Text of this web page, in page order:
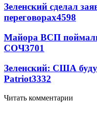
Зеленский сделал
переговорах4598
Майора ВСП
СОЧ3701
Зеленский: США
Patriot3332
Читать комментарии